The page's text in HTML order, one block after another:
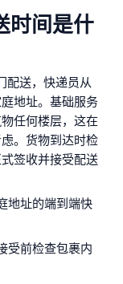
时间是什
配送，快递员从
地址。基础服务
任何楼层，这在
。货物到达时检
签收并接受配送
地址的端到端快
受前检查包裹内